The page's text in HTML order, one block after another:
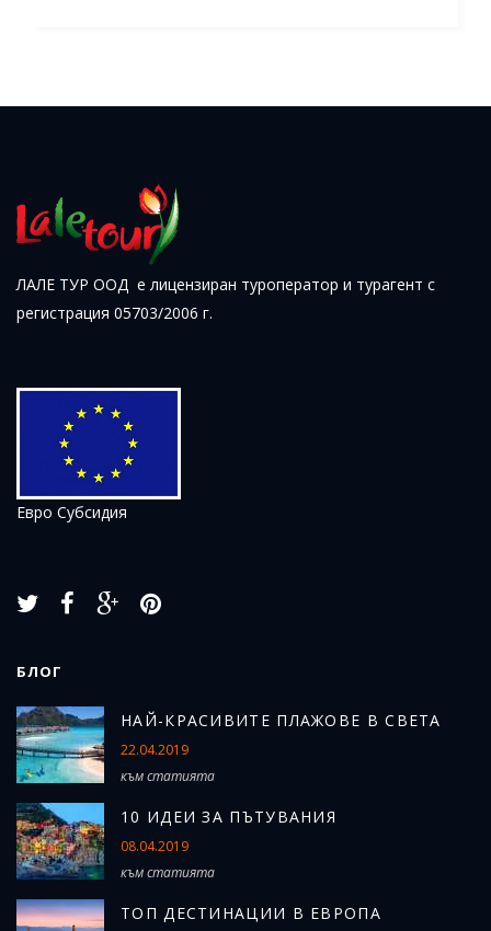
ОТ780 ЛЕВА (398.81€)НА ЧОВЕК
ЛАЛЕ ТУР ООД е лицензиран туроператор и турагент с
регистрация 05703/2006 г.
Евро Субсидия
БЛОГ
НАЙ-КРАСИВИТЕ ПЛАЖОВЕ В СВЕТА
22.04.2019
към статията
10 ИДЕИ ЗА ПЪТУВАНИЯ
08.04.2019
към статията
ТОП ДЕСТИНАЦИИ В ЕВРОПА